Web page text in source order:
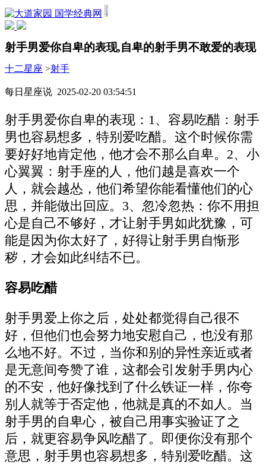
国学经典网
射手男爱你自卑的表现,自卑的射手男不敢爱的表现
十二星座 >射手
每日星座说 2025-02-20 03:54:51
射手男爱你自卑的表现：1、容易吃醋：射手
男也容易想多，特别爱吃醋。这个时候你需
要好好地肯定他，他才会不那么自卑。2、小
心翼翼：射手座的人，他们越是喜欢一个
人，就会越怂，他们希望你能看懂他们的心
思，并能做出回应。3、忽冷忽热：你不用担
心是自己不够好，才让射手男如此犹豫，可
能是因为你太好了，好得让射手男自惭形
秽，才会如此纠结不已。
容易吃醋
射手男爱上你之后，处处都觉得自己很不
好，但他们也会努力地安慰自己，也没有那
么地不好。不过，当你和别的异性亲近或者
是无意间夸赞了谁，这都会引发射手男内心
的不安，他好像找到了什么铁证一样，你夸
别人就等于否定他，他就是真的不如人。当
射手男的自卑心，被自己用事实验证了之
后，就更容易争风吃醋了。即便你没有那个
意思，射手男也容易想多，特别爱吃醋。这